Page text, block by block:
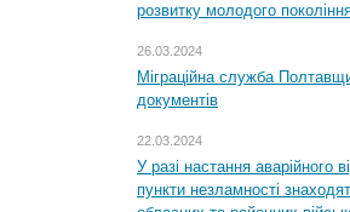
розвитку молодого
26.03.2024
Міграційна служба
документів
22.03.2024
У разі настання аварійного
пункти незламності